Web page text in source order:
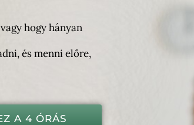
hogy hányan
és menni előre,
A 4 ÓRÁS